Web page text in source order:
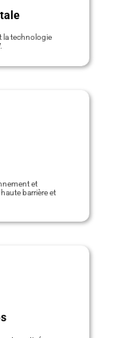
la technologie
et
barrière et